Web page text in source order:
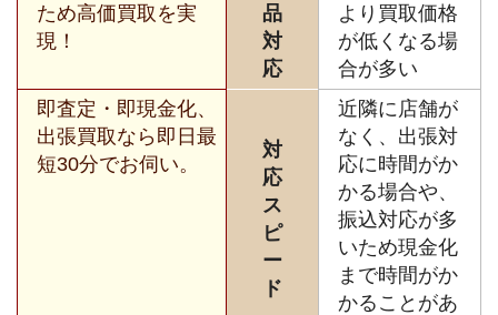
ため高価買取を実
現！
品
対
応
より買取価格
が低くなる場
合が多い
即査定・即現金化、
出張買取なら即日最
短30分でお伺い。
対
応
ス
ピ
ー
ド
近隣に店舗が
なく、出張対
応に時間がか
かる場合や、
振込対応が多
いため現金化
まで時間がか
かることがあ